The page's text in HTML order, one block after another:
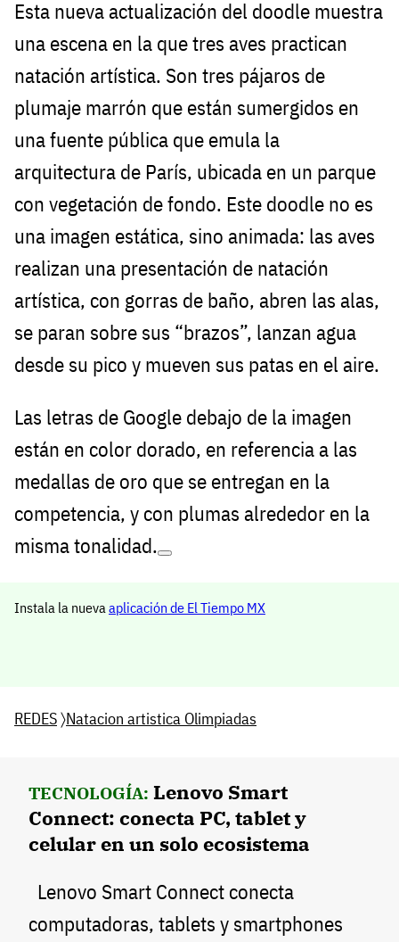
Esta nueva actualización del doodle muestra
una escena en la que tres aves practican
natación artística. Son tres pájaros de
plumaje marrón que están sumergidos en
una fuente pública que emula la
arquitectura de París, ubicada en un parque
con vegetación de fondo. Este doodle no es
una imagen estática, sino animada: las aves
realizan una presentación de natación
artística, con gorras de baño, abren las alas,
se paran sobre sus “brazos”, lanzan agua
desde su pico y mueven sus patas en el aire.
Las letras de Google debajo de la imagen
están en color dorado, en referencia a las
medallas de oro que se entregan en la
competencia, y con plumas alrededor en la
misma tonalidad.
Instala la nueva aplicación de El Tiempo MX
REDES〉Natacion artistica Olimpiadas
TECNOLOGÍA: Lenovo Smart
Connect: conecta PC, tablet y
celular en un solo ecosistema
Lenovo Smart Connect conecta
computadoras, tablets y smartphones